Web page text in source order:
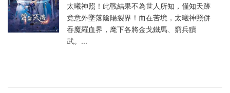
太曦神照！此戰結果不為世人所知，僅知天跡
竟意外墜落陰陽裂界！而在苦境，太曦神照併
吞魔羅血界，麾下各將金戈鐵馬、窮兵黷
武。...